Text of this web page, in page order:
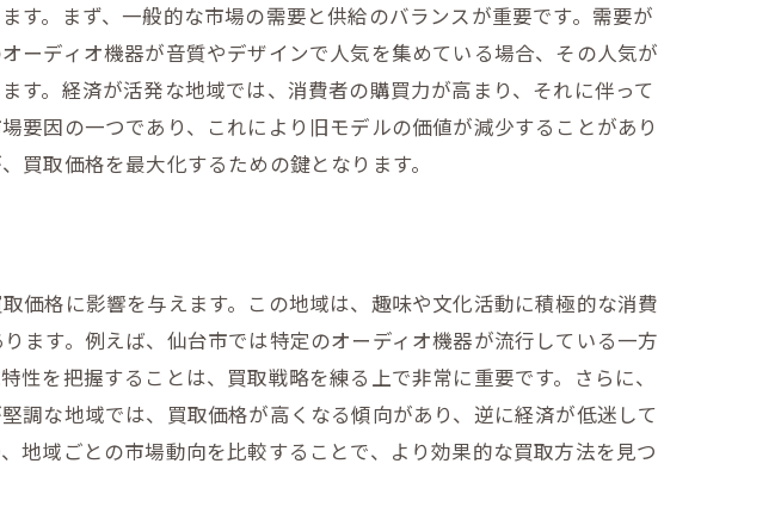
備
器を売る方法とは
す。まず、一般的な市場の需要と供給のバランスが重要です。需要が
ーディオ機器が音質やデザインで人気を集めている場合、その人気が
す。経済が活発な地域では、消費者の購買力が高まり、それに伴って
要因の一つであり、これにより旧モデルの価値が減少することがあり
買取価格を最大化するための鍵となります。
価格に影響を与えます。この地域は、趣味や文化活動に積極的な消費
ます。例えば、仙台市では特定のオーディオ機器が流行している一方
を把握することは、買取戦略を練る上で非常に重要です。さらに、
調な地域では、買取価格が高くなる傾向があり、逆に経済が低迷して
地域ごとの市場動向を比較することで、より効果的な買取方法を見つ